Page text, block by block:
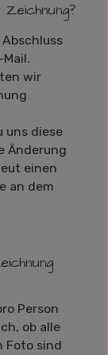
wir
uns diese
Änderung
einen
an dem
Person
ob alle
Foto sind